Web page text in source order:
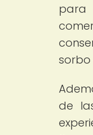
para
sorbo
de